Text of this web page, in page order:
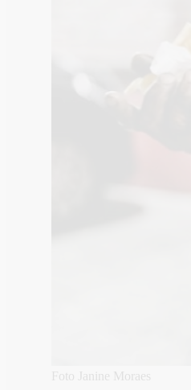
Foto Janine Moraes